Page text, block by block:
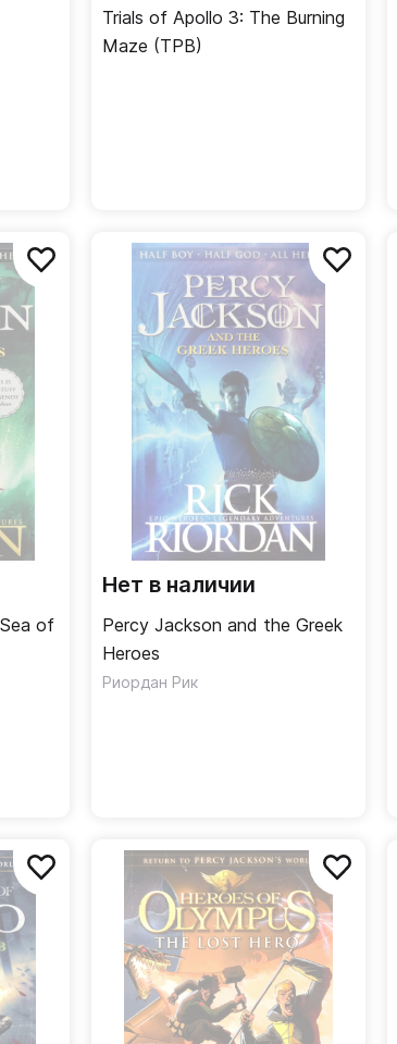
Trials of Apollo 3: The Burning
Maze (TPB)
of
Нет в наличии
Percy Jackson and the Greek
Heroes
Риордан Рик